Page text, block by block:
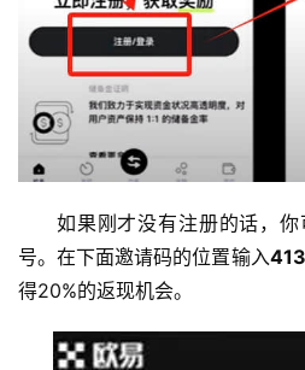
如果刚才没有注册的话，
号。在下面邀请码的位置输入
得20%的返现机会。